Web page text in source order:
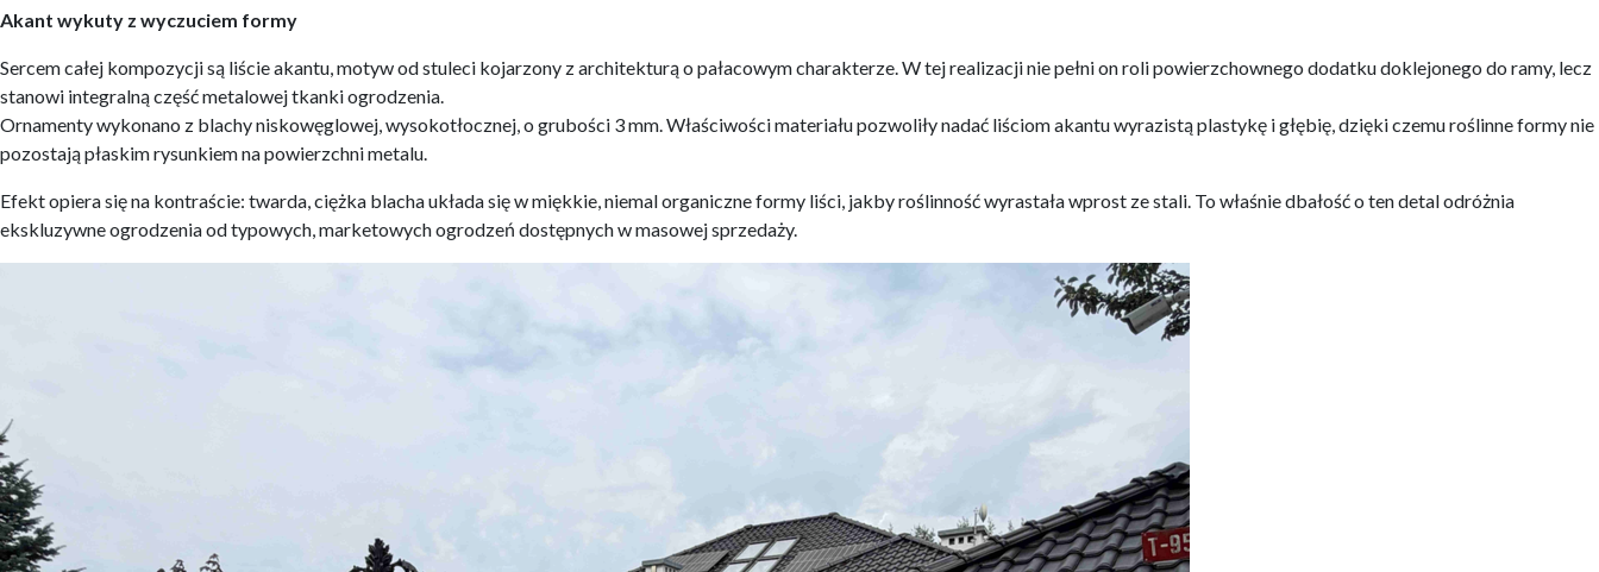
Akant wykuty z wyczuciem formy
Sercem całej kompozycji są liście akantu, motyw od stuleci kojarzony z architekturą o pałacowym charakterze. W tej realizacji nie pełni on roli powierzchownego dodatku doklejonego do ramy, lecz
stanowi integralną część metalowej tkanki ogrodzenia.
Ornamenty wykonano z blachy niskowęglowej, wysokotłocznej, o grubości 3 mm. Właściwości materiału pozwoliły nadać liściom akantu wyrazistą plastykę i głębię, dzięki czemu roślinne formy nie
pozostają płaskim rysunkiem na powierzchni metalu.
Efekt opiera się na kontraście: twarda, ciężka blacha układa się w miękkie, niemal organiczne formy liści, jakby roślinność wyrastała wprost ze stali. To właśnie dbałość o ten detal odróżnia
ekskluzywne ogrodzenia od typowych, marketowych ogrodzeń dostępnych w masowej sprzedaży.